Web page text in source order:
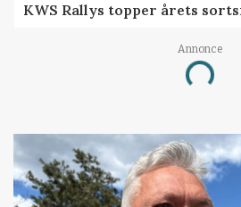
KWS Rallys topper årets
Annonce
Loading...